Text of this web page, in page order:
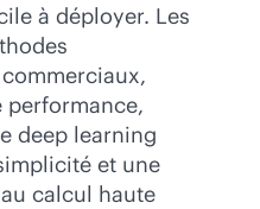
à déployer. Les
performance,
deep learning
et une
calcul haute